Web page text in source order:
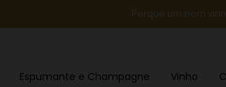
Porque um bom
Espumante e Champagne Vinho